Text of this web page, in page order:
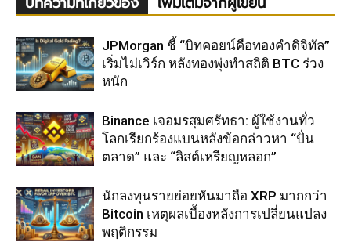
JPMorgan ชี้ “บิทคอยน์คือทองคำดิจิทัล”
เริ่มไม่เวิร์ก หลังทองพุ่งทำสถิติ BTC ร่วง
หนัก
Binance เจอมรสุมศรัทธา: ผู้ใช้งานทั่ว
โลกเรียกร้องแบนหลังข้อกล่าวหา “ปั่น
ตลาด” และ “ลิสต์เหรียญหลอก”
นักลงทุนรายย่อยหันมาถือ XRP มากกว่า
Bitcoin เหตุผลเบื้องหลังการเปลี่ยนแปลง
พฤติกรรม